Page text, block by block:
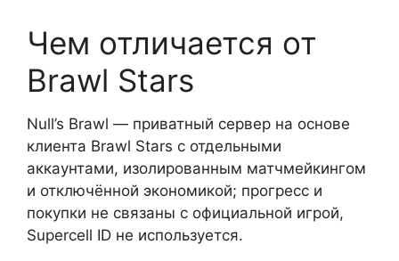
Чем отличается от
Brawl Stars
Null’s Brawl — приватный сервер на основе
клиента Brawl Stars с отдельными
аккаунтами, изолированным матчмейкингом
и отключённой экономикой; прогресс и
покупки не связаны с официальной игрой,
Supercell ID не используется.